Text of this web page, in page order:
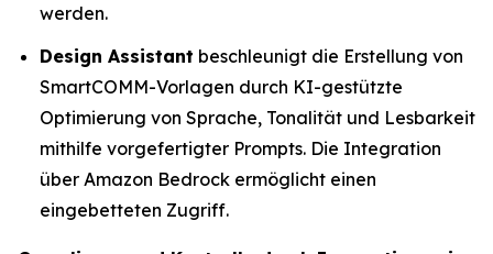
werden.
Design Assistant beschleunigt die Erstellung von
SmartCOMM-Vorlagen durch KI-gestützte
Optimierung von Sprache, Tonalität und Lesbarkeit
mithilfe vorgefertigter Prompts. Die Integration
über Amazon Bedrock ermöglicht einen
eingebetteten Zugriff.